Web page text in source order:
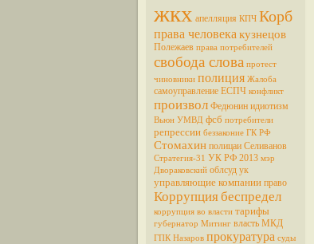
жкх апелляция КПЧ Корб
права человека кузнецов
Полежаев права потребителей
свобода слова протест
чиновники полиция Жалоба
самоуправление ЕСПЧ конфликт
произвол Федюнин идиотизм
Вьюн УМВД фсб потребители
репрессии беззаконие ГК РФ
Стомахин полицаи Селиванов
Стратегия-31 УК РФ 2013 мэр
Двораковский облсуд ук
управляющие компании право
Коррупциябеспредел
коррупция во власти тарифы
губернатор Митинг власть МКД
ГПК Назаров прокуратура суды